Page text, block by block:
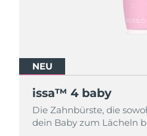
NEU
issa™ 4 baby
Die Zahnbürste, die
dein Baby zum Lächeln
NEU
issa™ 4 baby
Die Zahnbürste, die
dein Baby zum Lächeln
NEU
issa™ 4 baby
Die Zahnbürste, die
dein Baby zum Lächeln